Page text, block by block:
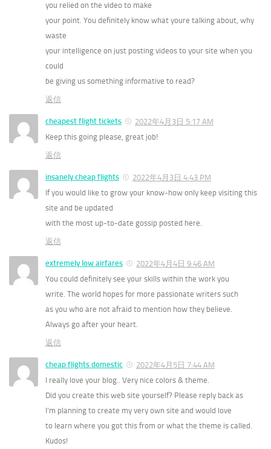
you relied on the video to make
your point. You definitely know what youre talking about, why
waste
your intelligence on just posting videos to your site when you
could
be giving us something informative to read?
返信
cheapest flight tickets
2022年4月3日 5:17 AM
Keep this going please, great job!
返信
insanely cheap flights
2022年4月3日 4:43 PM
If you would like to grow your know-how only keep visiting this
site and be updated
with the most up-to-date gossip posted here.
返信
extremely low airfares
2022年4月4日 9:46 AM
You could definitely see your skills within the work you
write. The world hopes for more passionate writers such
as you who are not afraid to mention how they believe.
Always go after your heart.
返信
cheap flights domestic
2022年4月5日 7:44 AM
I really love your blog.. Very nice colors & theme.
Did you create this web site yourself? Please reply back as
I’m planning to create my very own site and would love
to learn where you got this from or what the theme is called.
Kudos!